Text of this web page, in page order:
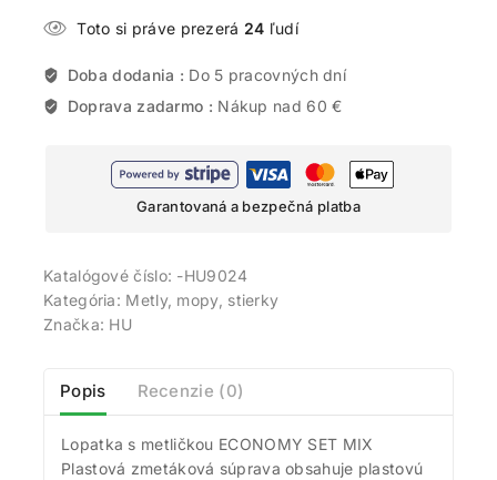
Toto si práve prezerá 24 ľudí
Doba dodania : Do 5 pracovných dní
Doprava zadarmo : Nákup nad 60 €
Garantovaná a bezpečná platba
Katalógové číslo: -HU9024
Kategória: Metly, mopy, stierky
Značka: HU
Popis Recenzie (0)
Lopatka s metličkou ECONOMY SET MIX
Plastová zmetáková súprava obsahuje plastovú